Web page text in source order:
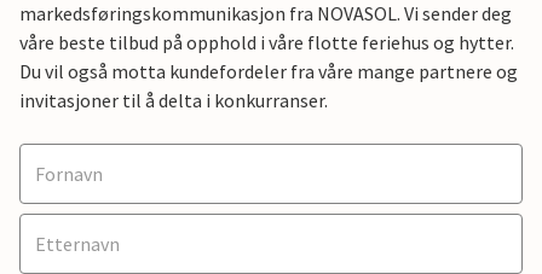
markedsføringskommunikasjon fra NOVASOL. Vi sender deg
våre beste tilbud på opphold i våre flotte feriehus og hytter.
Du vil også motta kundefordeler fra våre mange partnere og
invitasjoner til å delta i konkurranser.